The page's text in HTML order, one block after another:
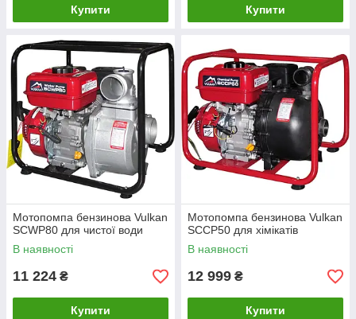
Купити Купити
Мотопомпа бензинова Vulkan
SCWP80 для чистої води
В наявності
11 224 ₴
Купити
Мотопомпа бензинова Vulkan
SCCP50 для хімікатів
В наявності
12 999 ₴
Купити